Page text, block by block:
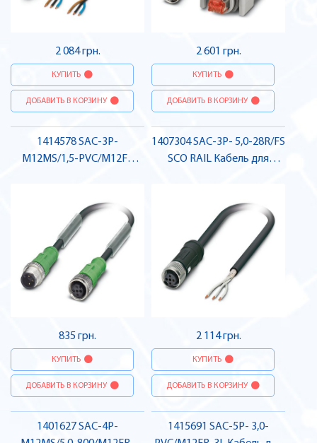
2 084 грн.
КУПИТЬ
ДОБАВИТЬ В КОРЗИНУ
2 601 грн.
КУПИТЬ
ДОБАВИТЬ В КОРЗИНУ
1414578 SAC-3P-
M12MS/1,5-PVC/M12FS
штекер-гніздо , Pheonix
Contact
835 грн.
КУПИТЬ
ДОБАВИТЬ В КОРЗИНУ
1407304 SAC-3P- 5,0-28R/FS
SCO RAIL Кабель для
Contact
2 114 грн.
КУПИТЬ
ДОБАВИТЬ В КОРЗИНУ
1401627 SAC-4P-
1415691 SAC-5P- 3,0-